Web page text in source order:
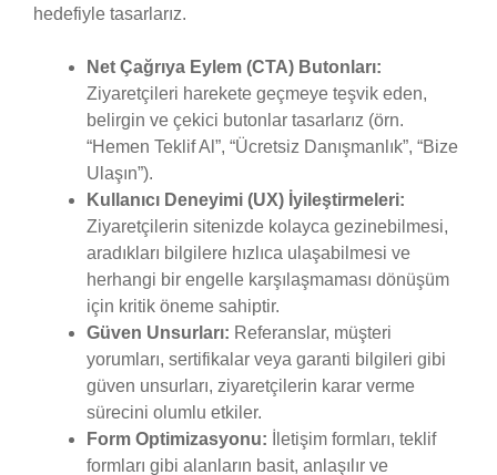
hedefiyle tasarlarız.
Net Çağrıya Eylem (CTA) Butonları:
Ziyaretçileri harekete geçmeye teşvik eden,
belirgin ve çekici butonlar tasarlarız (örn.
“Hemen Teklif Al”, “Ücretsiz Danışmanlık”, “Bize
Ulaşın”).
Kullanıcı Deneyimi (UX) İyileştirmeleri:
Ziyaretçilerin sitenizde kolayca gezinebilmesi,
aradıkları bilgilere hızlıca ulaşabilmesi ve
herhangi bir engelle karşılaşmaması dönüşüm
için kritik öneme sahiptir.
Güven Unsurları: Referanslar, müşteri
yorumları, sertifikalar veya garanti bilgileri gibi
güven unsurları, ziyaretçilerin karar verme
sürecini olumlu etkiler.
Form Optimizasyonu: İletişim formları, teklif
formları gibi alanların basit, anlaşılır ve